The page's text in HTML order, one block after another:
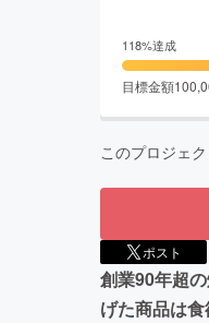
118%達成
目標金額
このプロジェク
ポスト
創業90年超
げた商品は